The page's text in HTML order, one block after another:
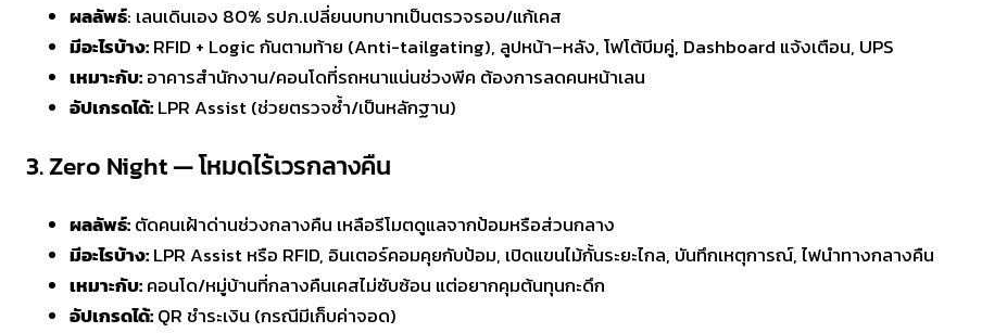
ผลลัพธ์: เลนเดินเอง 80% รปภ.เปลี่ยนบทบาทเป็นตรวจรอบ/แก้เคส
มีอะไรบ้าง:RFID + Logic กันตามท้าย (Anti-tailgating), ลูปหน้า–หลัง, โฟโต้บีมคู่, Dashboard แจ้งเตือน, UPS
เหมาะกับ:อาคารสำนักงาน/คอนโดที่รถหนาแน่นช่วงพีค ต้องการลดคนหน้าเลน
อัปเกรดได้:LPR Assist (ช่วยตรวจซ้ำ/เป็นหลักฐาน)
3. Zero Night — โหมดไร้เวรกลางคืน
ผลลัพธ์:ตัดคนเฝ้าด่านช่วงกลางคืน เหลือรีโมตดูแลจากป้อมหรือส่วนกลาง
มีอะไรบ้าง:LPR Assist หรือ RFID, อินเตอร์คอมคุยกับป้อม, เปิดแขนไม้กั้นระยะไกล, บันทึกเหตุการณ์, ไฟนำทางกลางคืน
เหมาะกับ:คอนโด/หมู่บ้านที่กลางคืนเคสไม่ซับซ้อน แต่อยากคุมต้นทุนกะดึก
อัปเกรดได้:QR ชำระเงิน (กรณีมีเก็บค่าจอด)